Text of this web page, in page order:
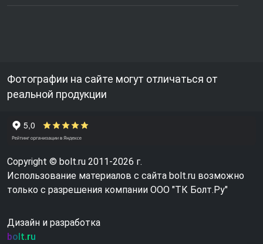
Фотографии на сайте могут отличаться от
реальной продукции
Copyright © bolt.ru 2011-2026 г.
Использование материалов с сайта bolt.ru возможно
только с разрешения компании ООО "ТК Болт.Ру"
Дизайн и разработка
bolt.ru